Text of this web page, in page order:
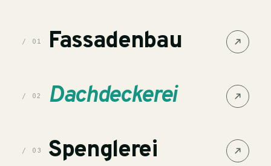
/ 01 Fassadenbau
/ 02 Dachdeckerei
/ 03 Spenglerei